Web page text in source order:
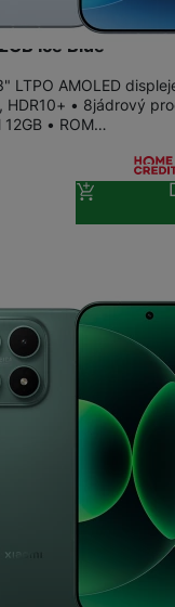
Ice Blue
LTPO AMOLED
HDR10+ • 8jádrový
12GB • ROM…
na 5 prodejnách